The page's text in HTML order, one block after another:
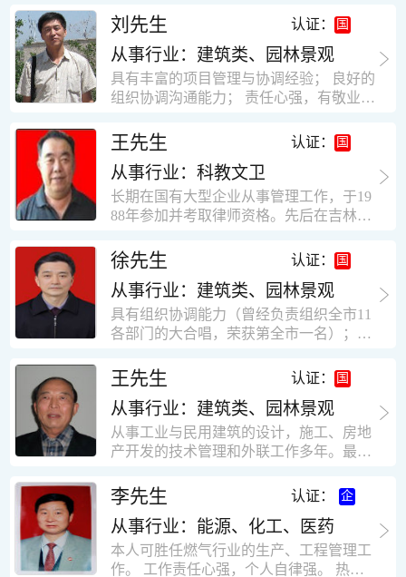
方。1987至1981988年爱聘于郑州市荥阳
第二建筑公司，任郑州市天然气公司基地
建设项目施工员。该项目有15层办公楼及
裙楼一栋8000平方。框架结构。住宅楼4
栋16000平方，6层砖混结构。1989年至19
术负责人，该项目为水泥生产线，该项目
有圆形连体熟料仓12，每个直径9米高41
米，砖混结构，皮带运输走廊一个，框架
结构长185米，高5.2米的框架结构。1991
年调入新乡市新营建筑公司历任：七里三
营乡刘庄火力发电厂项目经理，该项目有
平方装配式工业厂房，焦作市林果住宅小
区项目经理，该项目有住宅楼9栋6层砖混
结构，总建筑面积36000平方米。2004年
限公司专业监理工程师，广东重工监理有
限公司任专业监理工程师，监督的工程
有：广东东莞市花润雪花啤酒厂二期扩建
工程，该工程有钢结构工业厂房2栋，每
栋9000平方米。东莞市新世纪花苑，该工
场；一栋17层。2栋总面积32000平方米，
框架结构。南奥园金州商业步行街等工
程。30年的工作经验积累，使自己能适应
建筑行业的多种工作岗位。
识，能够合理高效的做好企业内部管理和
人员结构调整；具有大型工程及房地产公
司管理经验，以及公关的能力和商务谈判
能力。 ? 自认为是个有良好职业道德、有
责任心、有敬业精神，能承受巨大工作压
力的职业经理人！……
员、理事。高级工程师，执业药师，中国
药学会高级会员。享受国务院津贴专家。
丙戊酸镁缓释片及其制备工艺国家发明专
利人。
刘先生 认证：
从事行业：建筑类、园林景观
具有丰富的项目管理与协调经验； 良好的
组织协调沟通能力； 责任心强，有敬业创
闭路电视监控系统、防盗报警系统、门禁
一卡通系统、停车场管理系统、巡更系
统、远程抄表系统等相关系统主流产品，
有较强的售前技术支持能力，并具有较丰
富的设备调试经验； 能独立完成系统集成
建与扩充经验，并具备教育训练能力；
王先生 认证：
从事行业：科教文卫
长期在国有大型企业从事管理工作，于19
88年参加并考取律师资格。先后在吉林油
辽宁华夏律师事务所和辽宁鑫诺律师事务
所执业。王律师在数十年的执业经历中，
多次与美国、英国、香港、北京、深圳等
地的律师共同办理法律事务。 对民商事的
诉讼和非诉讼的合同纠纷、劳动纠纷、债
对刑事案件、仲裁案件都颇有造诣。尤其
擅长处理涉及公司管理、企业改制，资产
收购重组等法律业务。王律师有多篇学术
论文在省部级会议和刊物上发表。数十年
的执业经历中，王律师经办了数百起诉讼
和非诉讼案件，取得了较好的经济效益和
律师一贯的工作作风；法律第一和当事人
合法权益第一，忠诚和敬业是王福营律师
的永恒的追求。
徐先生 认证：
从事行业：建筑类、园林景观
具有组织协调能力（曾经负责组织全市11
各部门的大合唱，荣获第全市一名）；知
等领域）；实际工作能力强，且经验丰
富。
王先生 认证：
从事行业：建筑类、园林景观
从事工业与民用建筑的设计，施工、房地
产开发的技术管理和外联工作多年。最大
最高26层。基础理论和专业技术知识功底
深厚，能熟练从事复杂技术工程的设计与
计算工作，有丰富的大中型工程项目的施
工技术经验。知识广博，设计、施工、予
决算、资产评估等都有较深造诣。曾独立
李先生 认证：
从事行业：能源、化工、医药
本人可胜任燃气行业的生产、工程管理工
作。 工作责任心强，个人自律强。 热爱